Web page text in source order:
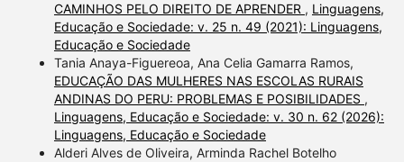
CAMINHOS PELO DIREITO DE APRENDER , Linguagens,
Educação e Sociedade: v. 25 n. 49 (2021): Linguagens,
Educação e Sociedade
Tania Anaya-Figuereoa, Ana Celia Gamarra Ramos,
EDUCAÇÃO DAS MULHERES NAS ESCOLAS RURAIS
ANDINAS DO PERU: PROBLEMAS E POSIBILIDADES ,
Linguagens, Educação e Sociedade: v. 30 n. 62 (2026):
Linguagens, Educação e Sociedade
Alderi Alves de Oliveira, Arminda Rachel Botelho